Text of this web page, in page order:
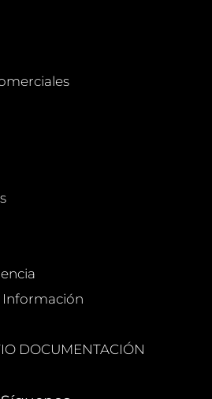
Información
DOCUMENTACIÓN